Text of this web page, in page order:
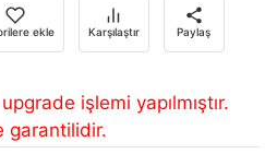
ekle Karşılaştır Paylaş
işlemi yapılmıştır.
garantilidir.